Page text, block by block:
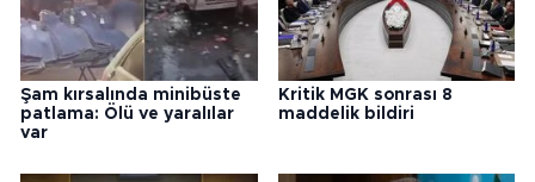
Şam kırsalında minibüste
patlama: Ölü ve yaralılar
var
Kritik MGK sonrası 8
maddelik bildiri